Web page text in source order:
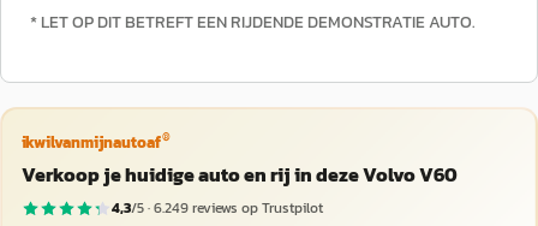
* LET OP DIT BETREFT EEN RIJDENDE DEMONSTRATIE AUTO.
ikwilvanmijnautoaf®
Verkoop je huidige auto en rij in deze Volvo V60
4,3/5 ·6.249reviews op Trustpilot